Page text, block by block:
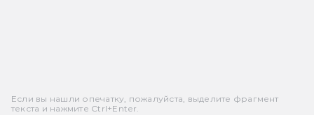
Если вы нашли опечатку, пожалуйста, выделите фрагмент
текста и нажмите Ctrl+Enter.